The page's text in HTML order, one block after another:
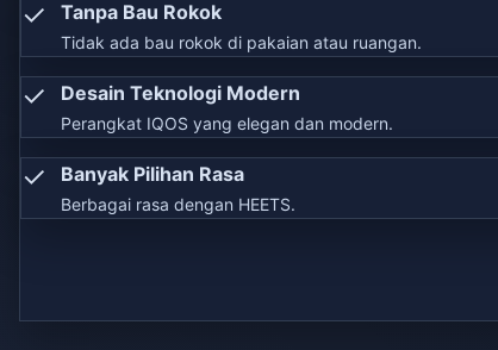
✓ Tanpa Bau Rokok
Tidak ada bau rokok di pakaian atau ruangan.
✓ Desain Teknologi Modern
Perangkat IQOS yang elegan dan modern.
✓ Banyak Pilihan Rasa
Berbagai rasa dengan HEETS.